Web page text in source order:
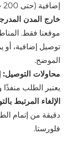
إضافية (حتى 200 جنيه أو أكثر حسب التقييم).
خارج المدن
موقعنا فقط.
توصيل إضافية، أو
الموضح.
محاولات التوصيل:
يعتبر الطلب منفذًا
الإلغاء المرتبط
فلورستا.